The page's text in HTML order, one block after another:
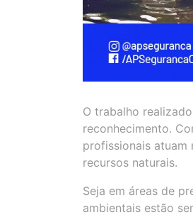
O trabalho
reconhecimento.
profissionais atuam
recursos naturais.
Seja em áreas de
ambientais estão